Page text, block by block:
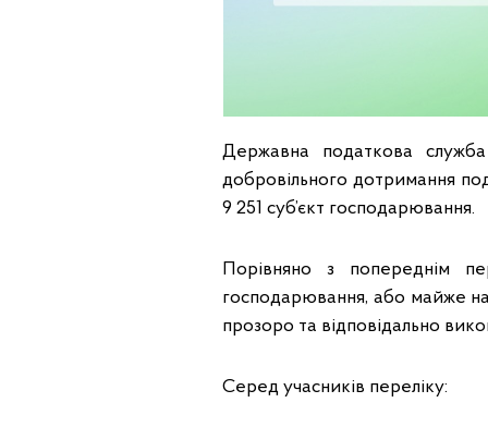
Державна податкова
добровільного дотримання
9 251 суб’єкт господарювання.
Порівняно з попереднім
господарювання, або майже на
прозоро та відповідально
Серед учасників переліку: